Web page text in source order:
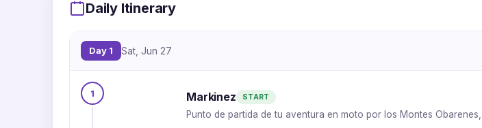
Daily Itinerary
Day 1 Sat, Jun 27
1 Markinez START
Punto de partida de tu aventura en moto por los Montes